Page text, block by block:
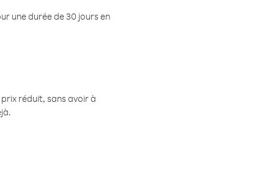
une durée de 30 jours en
réduit, sans avoir à